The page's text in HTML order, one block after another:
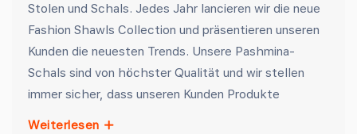
Stolen und Schals. Jedes Jahr lancieren wir die neue
Fashion Shawls Collection und präsentieren unseren
Kunden die neuesten Trends. Unsere Pashmina-
Schals sind von höchster Qualität und wir stellen
immer sicher, dass unseren Kunden Produkte
Weiterlesen